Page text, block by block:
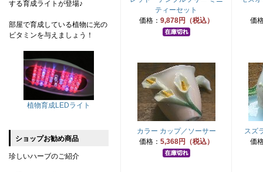
ティーセット
価格： 9,878円（税込） 価
カラー カップ／ソーサー
価格： 5,368円（税込）
スズ
価
する育成ライトが登場♪
部屋で育成している植物に光の
ビタミンを与えましょう！
植物育成LEDライト
ショップお勧め商品
珍しいハーブのご紹介